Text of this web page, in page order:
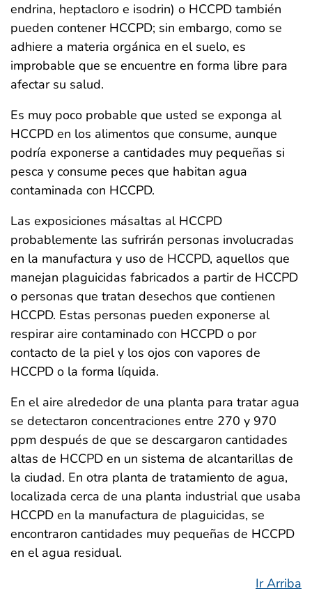
endrina, heptacloro e isodrin) o HCCPD también
pueden contener HCCPD; sin embargo, como se
adhiere a materia orgánica en el suelo, es
improbable que se encuentre en forma libre para
afectar su salud.
Es muy poco probable que usted se exponga al
HCCPD en los alimentos que consume, aunque
podría exponerse a cantidades muy pequeñas si
pesca y consume peces que habitan agua
contaminada con HCCPD.
Las exposiciones másaltas al HCCPD
probablemente las sufrirán personas involucradas
en la manufactura y uso de HCCPD, aquellos que
manejan plaguicidas fabricados a partir de HCCPD
o personas que tratan desechos que contienen
HCCPD. Estas personas pueden exponerse al
respirar aire contaminado con HCCPD o por
contacto de la piel y los ojos con vapores de
HCCPD o la forma líquida.
En el aire alrededor de una planta para tratar agua
se detectaron concentraciones entre 270 y 970
ppm después de que se descargaron cantidades
altas de HCCPD en un sistema de alcantarillas de
la ciudad. En otra planta de tratamiento de agua,
localizada cerca de una planta industrial que usaba
HCCPD en la manufactura de plaguicidas, se
encontraron cantidades muy pequeñas de HCCPD
en el agua residual.
Ir Arriba